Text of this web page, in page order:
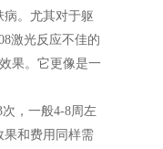
。尤其对于躯
激光反应不佳的
果。它更像是一
，一般4-8周左
果和费用同样需